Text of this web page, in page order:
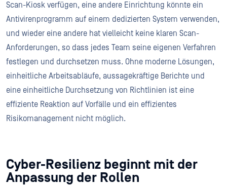
Scan-Kiosk verfügen, eine andere Einrichtung könnte ein
Antivirenprogramm auf einem dedizierten System verwenden,
und wieder eine andere hat vielleicht keine klaren Scan-
Anforderungen, so dass jedes Team seine eigenen Verfahren
festlegen und durchsetzen muss. Ohne moderne Lösungen,
einheitliche Arbeitsabläufe, aussagekräftige Berichte und
eine einheitliche Durchsetzung von Richtlinien ist eine
effiziente Reaktion auf Vorfälle und ein effizientes
Risikomanagement nicht möglich.
Cyber-Resilienz beginnt mit der
Anpassung der Rollen